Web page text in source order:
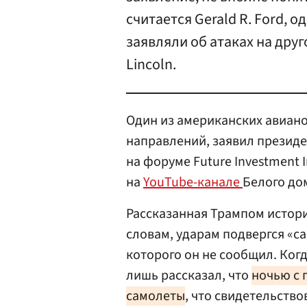
считается Gerald R. Ford,
заявляли об атаках на
Lincoln.
Один из американских
направлений, заявил
на форуме Future Investment
наYouTube-каналеБелого
Рассказанная Трампом
словам, ударам подвергся
которого он не сообщил.
лишь рассказал, что ночью с
самолеты, что